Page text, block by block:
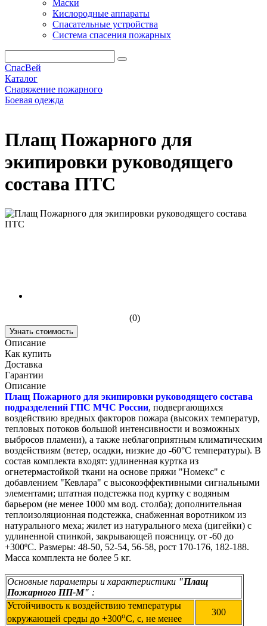
Маски
Кислородные аппараты
Спасательные устройства
Система спасения пожарных
СпасВей
Каталог
Снаряжение пожарного
Боевая одежда
Плащ Пожарного для
экипировки руководящего
состава ПТС
(0)
Узнать стоимость
Описание
Как купить
Доставка
Гарантии
Описание
Плащ Пожарного для экипировки руководящего состава
подразделений ГПС МЧС России, подвергающихся
воздействию вредных факторов пожара (высоких температур,
тепловых потоков большой интенсивности и возможных
выбросов пламени), а также неблагоприятным климатическим
воздействиям (ветер, осадки, низкие до -60°С температуры). В
состав комплекта входят: удлиненная куртка из
огнетермастойкой ткани на основе пряжи "Номекс" с
добавлением "Кевлара" с высокоэффективными сигнальными
элементами; штатная подстежка под куртку с водяным
барьером (не менее 1000 мм вод. столба); дополнительная
теплоизоляционная подстежка, снабженная воротником из
натурального меха; жилет из натурального меха (цигейки) с
удлиненной спинкой, закрывающей поясницу. от -60 до
+300ºС. Размеры: 48-50, 52-54, 56-58, рост 170-176, 182-188.
Масса комплекта не более 5 кг.
Основные параметры и характеристики "Плащ
Пожарного ПП-М" :
Устойчивость к воздействию температуры
окружающей среды до +300oС, с, не менее
300